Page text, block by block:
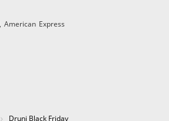
American Express
Druni Black Friday